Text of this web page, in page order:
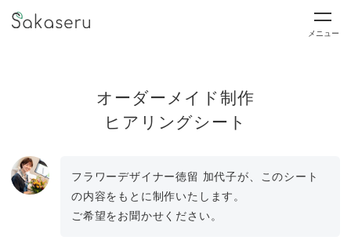
メニュー
オーダーメイド制作
ヒアリングシート
フラワーデザイナー徳留 加代子が、このシート
の内容をもとに制作いたします。
ご希望をお聞かせください。